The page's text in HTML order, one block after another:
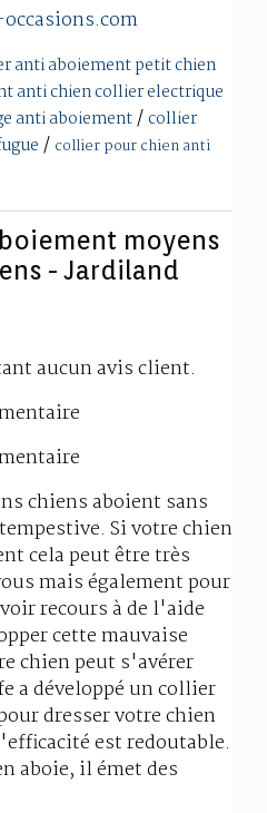
anti aboiement petit chien
anti chien collier electrique
anti aboiement/ collier
/ collier pour chien anti
moyens
- Jardiland
aucun avis client.
chiens aboient sans
Si votre chien
cela peut être très
mais également pour
recours à de l'aide
cette mauvaise
chien peut s'avérer
a développé un collier
dresser votre chien
est redoutable.
aboie, il émet des